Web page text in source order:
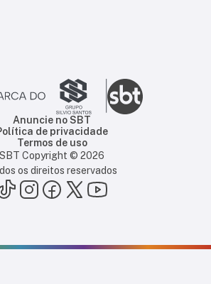
Anuncie no SBT
de privacidade
Termos de uso
SBT Copyright © 2026
os direitos reservados